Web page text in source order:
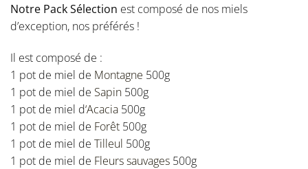
Notre Pack Sélection est composé de nos miels
d’exception, nos préférés !
Il est composé de :
1 pot de miel de Montagne 500g
1 pot de miel de Sapin 500g
1 pot de miel d‘Acacia 500g
1 pot de miel de Forêt 500g
1 pot de miel de Tilleul 500g
1 pot de miel de Fleurs sauvages 500g